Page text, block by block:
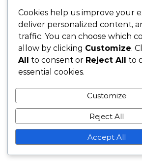
Qui nous sommes
Contactez-nous
Tout le contenu
RECHERCHE
Cookies help us improve your
deliver personalized content,
traffic. You can choose which
allow by clicking Customize.
All to consent or Reject All to
essential cookies.
Customize
Reject All
Accept All